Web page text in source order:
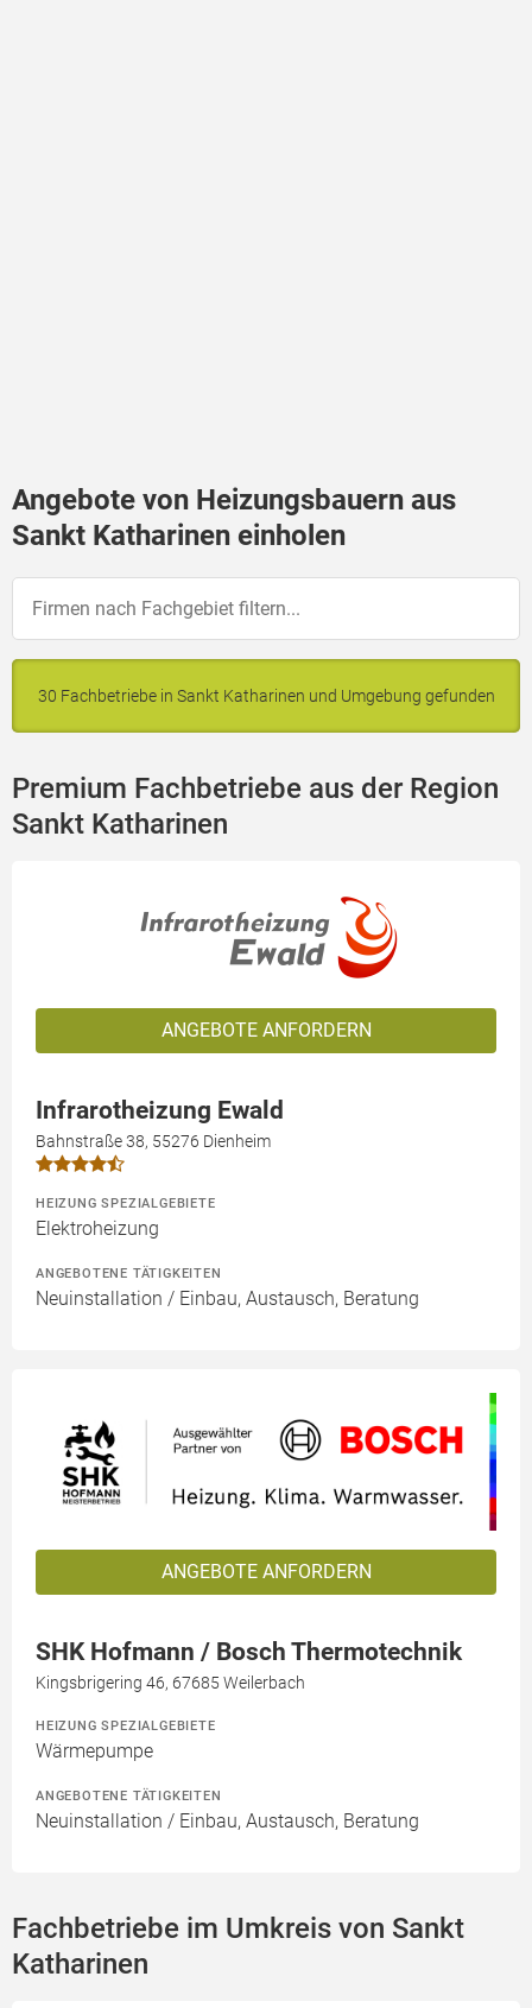
Angebote von Heizungsbauern aus
Sankt Katharinen einholen
30 Fachbetriebe in Sankt Katharinen und Umgebung gefunden
Premium Fachbetriebe aus der Region
Sankt Katharinen
ANGEBOTE ANFORDERN
Infrarotheizung Ewald
Bahnstraße 38, 55276 Dienheim
HEIZUNG SPEZIALGEBIETE
Elektroheizung
ANGEBOTENE TÄTIGKEITEN
Neuinstallation / Einbau, Austausch, Beratung
ANGEBOTE ANFORDERN
SHK Hofmann / Bosch Thermotechnik
Kingsbrigering 46, 67685 Weilerbach
HEIZUNG SPEZIALGEBIETE
Wärmepumpe
ANGEBOTENE TÄTIGKEITEN
Neuinstallation / Einbau, Austausch, Beratung
Fachbetriebe im Umkreis von Sankt
Katharinen